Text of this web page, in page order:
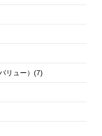
リュー）(7)